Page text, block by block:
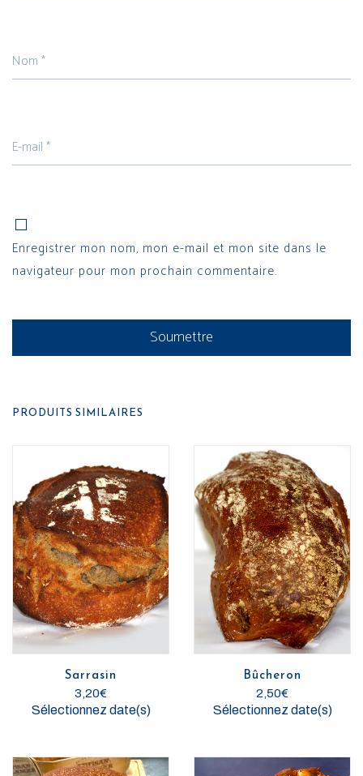
Enregistrer mon nom, mon e-mail et mon site dans le
navigateur pour mon prochain commentaire.
PRODUITS SIMILAIRES
Sarrasin
3,20€
Sélectionnez date(s)
Bûcheron
2,50€
Sélectionnez date(s)